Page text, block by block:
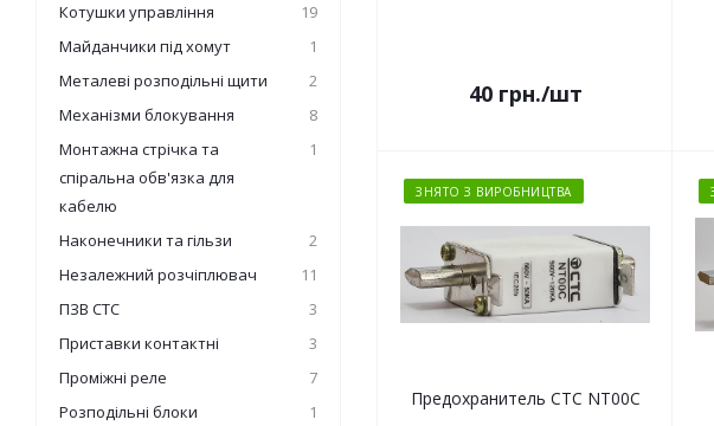
40грн./шт
ЗНЯТО З ВИРОБНИЦТВА
Предохранитель СТС NT00C
Котушки управління
19
Майданчики під хомут
1
Металеві розподільні щити
2
Механізми блокування
8
Монтажна стрічка та
спіральна обв'язка для
кабелю
1
Наконечники та гільзи
2
Незалежний розчіплювач
11
ПЗВ СТС
3
Приставки контактні
3
Проміжні реле
7
Розподільні блоки
1